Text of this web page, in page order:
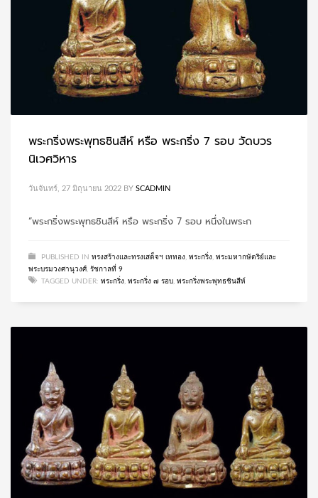
พระกริ่งพระพุทธชินสีห์ หรือ พระกริ่ง 7 รอบ วัดบวร
นิเวศวิหาร
วันจันทร์, 27 มิถุนายน 2022 BY SCADMIN
“พระกริ่งพระพุทธชินสีห์ หรือ พระกริ่ง 7 รอบ หนึ่งในพระก
PUBLISHED IN ทรงสร้างและทรงเสด็จฯ เททอง พระกริ่ง พระมหากษัตริย์และ
พระบรมวงศานุวงศ์ รัชกาลที่ 9
TAGGED UNDER: พระกริ่ง พระกริ่ง ๗ รอบ พระกริ่งพระพุทธชินสีห์